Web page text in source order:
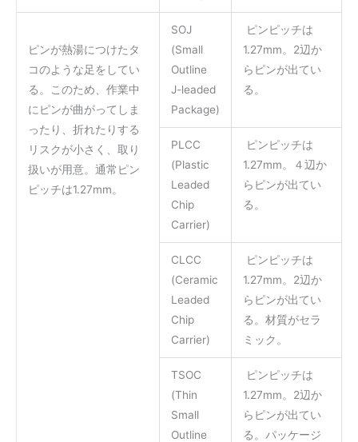
ピンが熱湯につけたタ
コのような足をしてい
る。このため、作業中
にピンが曲がってしま
ったり、折れたりする
リスクが小さく、取り
扱いが用意。通常ピン
ピッチは1.27mm。
SOJ
(Small
Outline
J-leaded
Package)
ピンピッチは
1.27mm。2辺か
らピンが出てい
る。
PLCC
(Plastic
Leaded
Chip
Carrier)
ピンピッチは
1.27mm。４辺か
らピンが出てい
る。
CLCC
(Ceramic
Leaded
Chip
Carrier)
ピンピッチは
1.27mm。2辺か
らピンが出てい
る。材質がセラ
ミック。
TSOC
(Thin
Small
Outline
ピンピッチは
1.27mm。2辺か
らピンが出てい
る。パッケージ